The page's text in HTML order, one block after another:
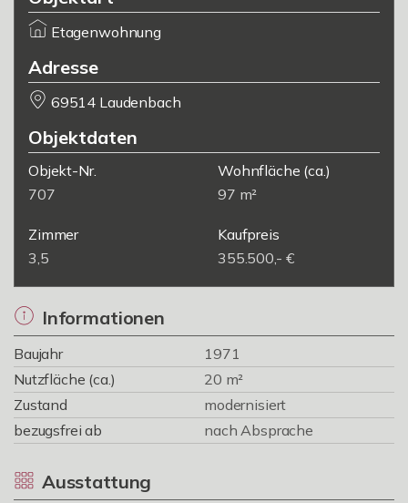
Etagenwohnung
Adresse
69514 Laudenbach
Objektdaten
Objekt-Nr.
707
Wohnfläche (ca.)
97 m²
Zimmer
3,5
Kaufpreis
355.500,- €
Informationen
Baujahr
1971
Nutzfläche (ca.)
20 m²
Zustand
modernisiert
bezugsfrei ab
nach Absprache
Ausstattung